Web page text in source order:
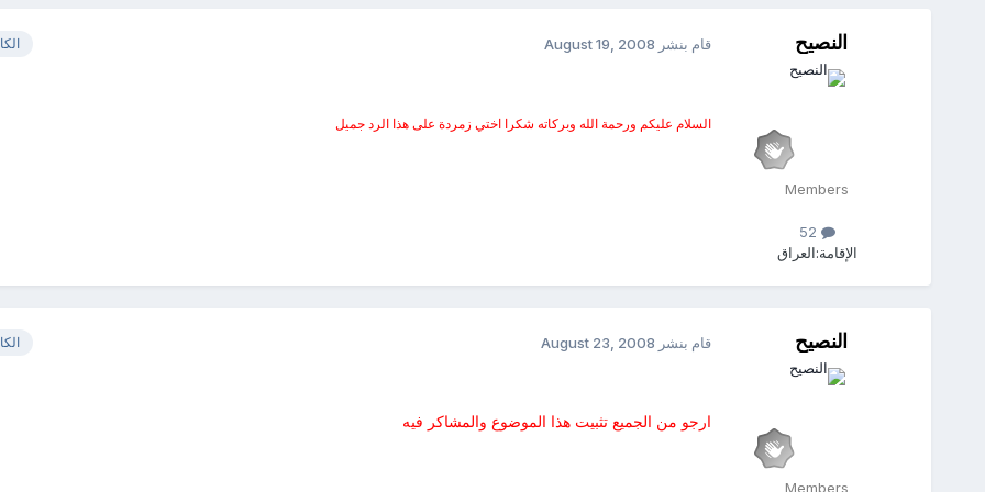
النصيح
Members
الإقامة:العراق
قام بنشر August 19, 2008
السلام عليكم ورحمة الله وبركاته شكرا اختي زمردة على هذا الرد جميل
النصيح
Members
قام بنشر August 23, 2008
ارجو من الجميع تثبيت هذا الموضوع والمشاكر فيه